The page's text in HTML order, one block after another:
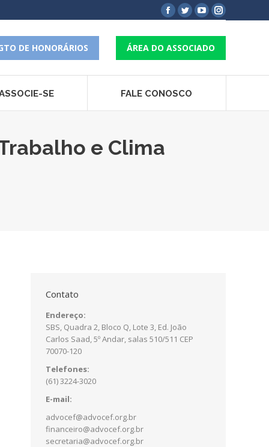
Facebook
opens
in
new
window
Twitter
opens
in
new
window
YouTube
opens
in
new
Instagram
in
new
DE HONORÁRIOS ÁREA DO ASSOCIADO
SE FALE CONOSCO
e Clima
Contato
Endereço:
SBS, Quadra 2, Bloco Q, Lote 3, Ed. João
Carlos Saad, 5º Andar, salas 510/511 CEP
70070-120
Telefones:
(61) 3224-3020
E-mail:
advocef@advocef.org.br
financeiro@advocef.org.br
secretaria@advocef.org.br